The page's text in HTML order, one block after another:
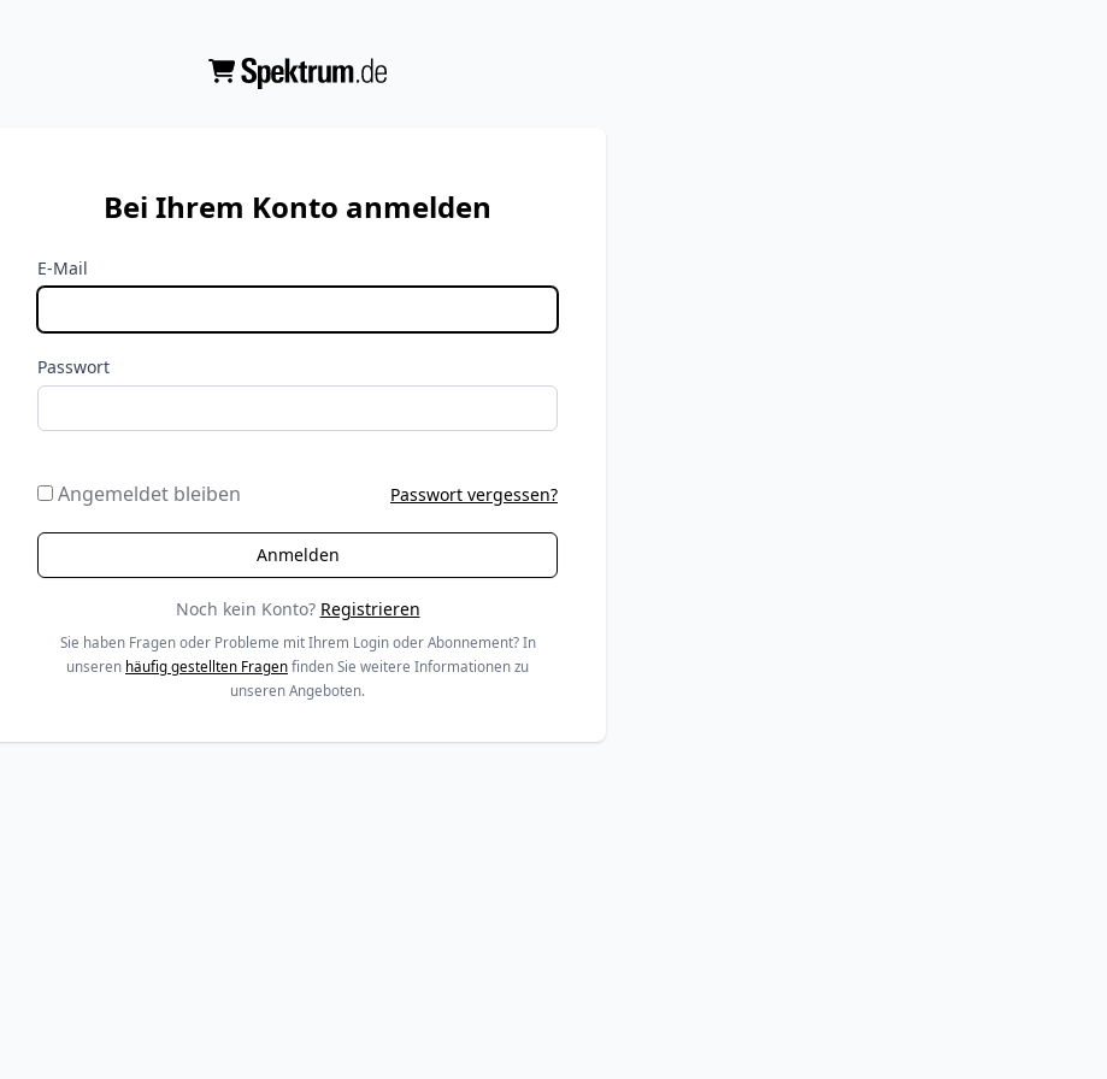
Bei Ihrem Konto anmelden
E-Mail
Passwort
Angemeldet bleiben Passwort vergessen?
Noch kein Konto? Registrieren
Sie haben Fragen oder Probleme mit Ihrem Login oder Abonnement? In
unseren häufig gestellten Fragen finden Sie weitere Informationen zu
unseren Angeboten.